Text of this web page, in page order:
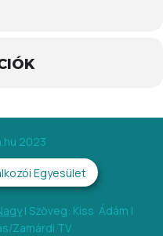
2023
Egyesület
| Szöveg: Kiss Ádám |
Zamárdi TV